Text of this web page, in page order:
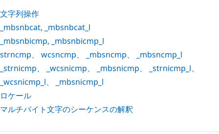
文字列操作
_mbsnbcat, _mbsnbcat_l
_mbsnbicmp, _mbsnbicmp_l
strncmp、 wcsncmp、 _mbsncmp、
_mbsncmp_l
_strnicmp、 _wcsnicmp、 _mbsnicmp、 _strnicmp_l、
_wcsnicmp_l、
_mbsnicmp_l
ロケール
マルチバイト文字のシーケンスの解釈